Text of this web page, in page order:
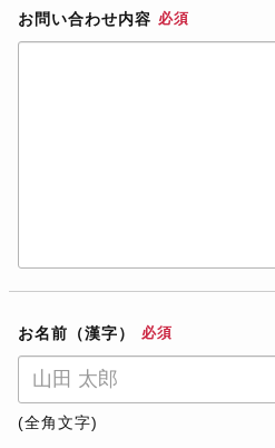
お問い合わせ内容 必須
お名前（漢字） 必須
(全角文字)